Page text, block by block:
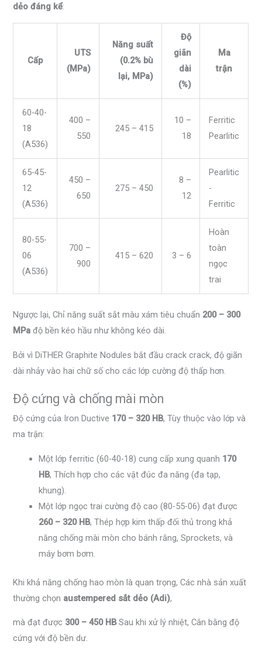
dẻo đáng kể:
Cấp
UTS
(MPa)
Năng suất
(0.2% bù
lại, MPa)
Độ
giãn
dài
(%)
Ma
trận
60-40-
18
(A536)
400 –
550
245 – 415
10 –
18
Ferritic
Pearlitic
65-45-
12
(A536)
450 –
650
275 – 450
8 –
12
Pearlitic
-
Ferritic
80-55-
06
(A536)
700 –
900
415 – 620 3 – 6
Hoàn
toàn
ngọc
trai
Ngược lại, Chỉ năng suất sắt màu xám tiêu chuẩn 200 – 300
MPa độ bền kéo hầu như không kéo dài.
Bởi vì DiTHER Graphite Nodules bắt đầu crack crack, độ giãn
dài nhảy vào hai chữ số cho các lớp cường độ thấp hơn.
Độ cứng và chống mài mòn
Độ cứng của Iron Ductive 170 – 320 HB, Tùy thuộc vào lớp và
ma trận:
Một lớp ferritic (60-40-18) cung cấp xung quanh 170
HB, Thích hợp cho các vật đúc đa năng (đa tạp,
khung).
Một lớp ngọc trai cường độ cao (80-55-06) đạt được
260 – 320 HB, Thép hợp kim thấp đối thủ trong khả
năng chống mài mòn cho bánh răng, Sprockets, và
máy bơm bơm.
Khi khả năng chống hao mòn là quan trọng, Các nhà sản xuất
thường chọn austempered sắt dẻo (Adi),
mà đạt được 300 – 450 HBSau khi xử lý nhiệt, Cân bằng độ
cứng với độ bền dư.